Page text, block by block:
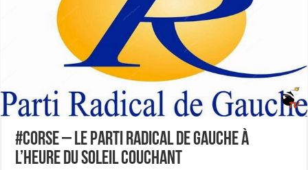
#Corse – Le Parti Radical de Gauche à
l’heure du soleil couchant